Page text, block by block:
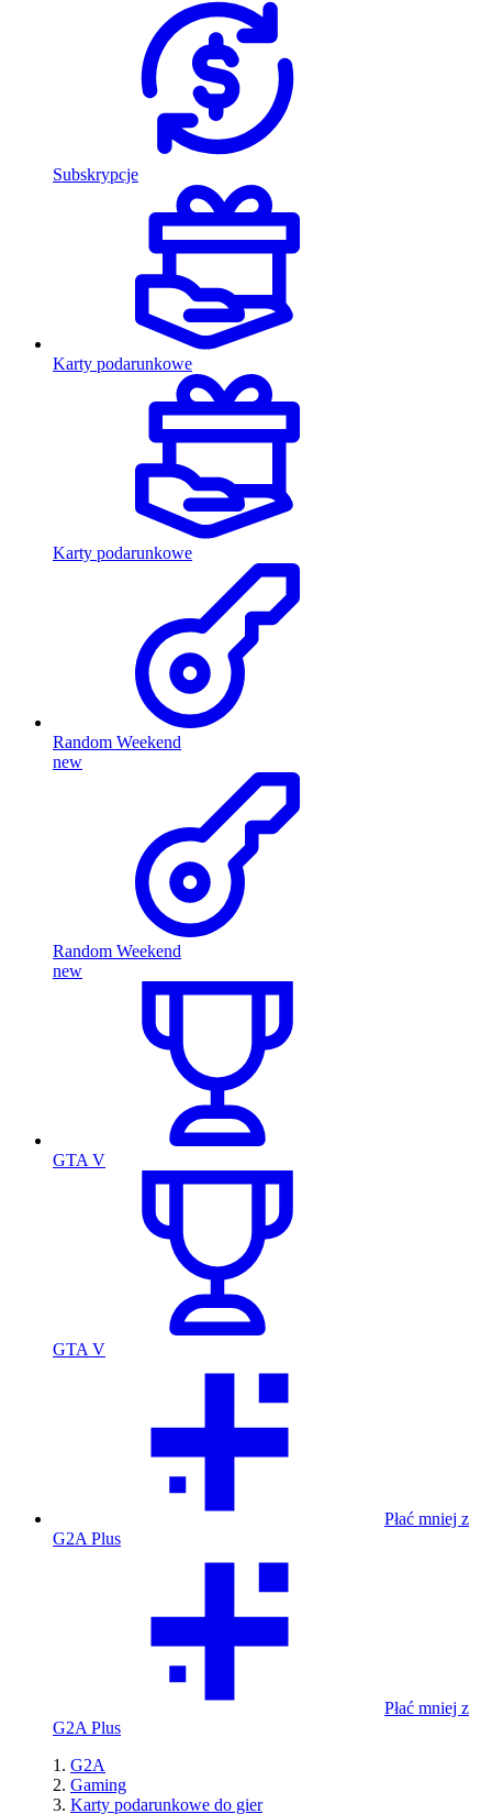
Subskrypcje
Karty podarunkowe
Karty podarunkowe
Random Weekend
new
Random Weekend
new
GTA V
GTA V
Płać mniej z
G2A Plus
Płać mniej z
G2A Plus
G2A
Gaming
Karty podarunkowe do gier